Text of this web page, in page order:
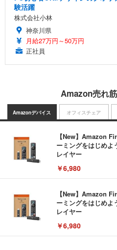
験活躍
株式会社小林
神奈川県
月給27万円～50万円
正社員
Amazon売れ
Amazonデバイス
【New】Amazon
ーミングをはじめよ
レイヤー
￥6,980
【New】Amazon
ーミングをはじめよ
レイヤー
￥6,980
オフィスチェア